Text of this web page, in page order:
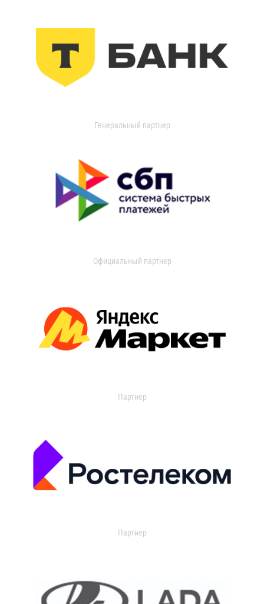
Генеральный партнер
Официальный партнер
Партнер
Партнер